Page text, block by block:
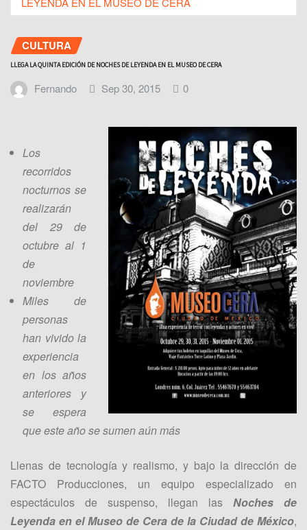
CULTURA
LLEGA LA QUINTA EDICIÓN DE NOCHES DE LEYENDA EN EL MUSEO DE CERA
Fernando Sep 30, 2015 0
Los
recorridos
nocturnos se
realizarán
del 29 de
octubre al 1
de
noviembre
Miles de
personas
han vivido la
experiencia
en los años
anteriores y
se espera
que este año se sumen aún más
Llenas de tecnología y realismo, y bajo la dirección de
FACTO Producciones, un equipo especializado en
espectáculos de suspenso, llegan las Noches de
Leyenda en el Museo de Cera de la Ciudad de México,